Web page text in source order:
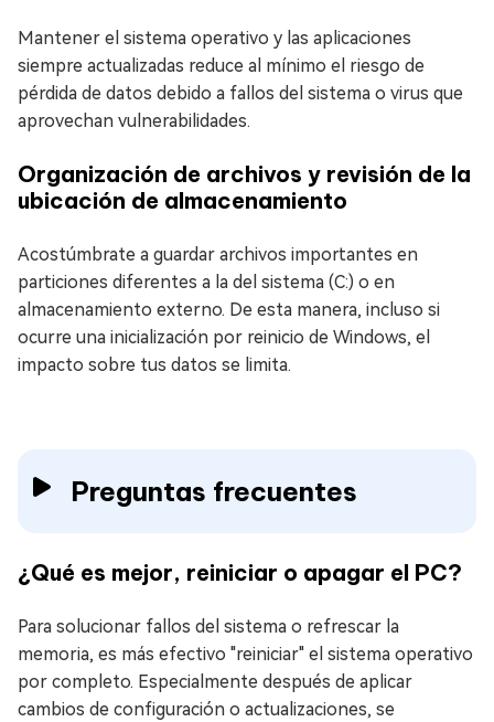
Mantener el sistema operativo y las aplicaciones
siempre actualizadas reduce al mínimo el riesgo de
pérdida de datos debido a fallos del sistema o virus que
aprovechan vulnerabilidades.
Organización de archivos y revisión de la
ubicación de almacenamiento
Acostúmbrate a guardar archivos importantes en
particiones diferentes a la del sistema (C:) o en
almacenamiento externo. De esta manera, incluso si
ocurre una inicialización por reinicio de Windows, el
impacto sobre tus datos se limita.
Preguntas frecuentes
¿Qué es mejor, reiniciar o apagar el PC?
Para solucionar fallos del sistema o refrescar la
memoria, es más efectivo "reiniciar" el sistema operativo
por completo. Especialmente después de aplicar
cambios de configuración o actualizaciones, se